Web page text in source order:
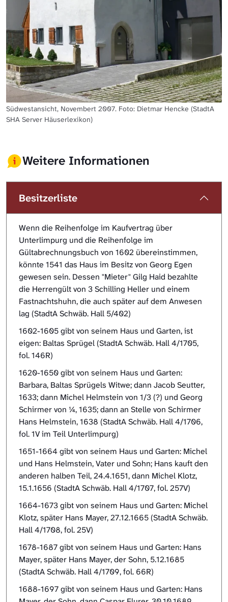
Südwestansicht, Novembert 2007. Foto: Dietmar Hencke (StadtA
SHA Server Häuserlexikon)
Weitere Informationen
Besitzerliste
Wenn die Reihenfolge im Kaufvertrag über
Unterlimpurg und die Reihenfolge im
Gültabrechnungsbuch von 1602 übereinstimmen,
könnte 1541 das Haus im Besitz von Georg Egen
gewesen sein. Dessen "Mieter" Gilg Haid bezahlte
die Herrengült von 3 Schilling Heller und einem
Fastnachtshuhn, die auch später auf dem Anwesen
lag (StadtA Schwäb. Hall 5/402)
1602-1605 gibt von seinem Haus und Garten, ist
eigen: Baltas Sprügel (StadtA Schwäb. Hall 4/1705,
fol. 146R)
1620-1650 gibt von seinem Haus und Garten:
Barbara, Baltas Sprügels Witwe; dann Jacob Seutter,
1633; dann Michel Helmstein von 1/3 (?) und Georg
Schirmer von ¼, 1635; dann an Stelle von Schirmer
Hans Helmstein, 1638 (StadtA Schwäb. Hall 4/1706,
fol. 1V im Teil Unterlimpurg)
1651-1664 gibt von seinem Haus und Garten: Michel
und Hans Helmstein, Vater und Sohn; Hans kauft den
anderen halben Teil, 24.4.1651, dann Michel Klotz,
15.1.1656 (StadtA Schwäb. Hall 4/1707, fol. 257V)
1664-1673 gibt von seinem Haus und Garten: Michel
Klotz, später Hans Mayer, 27.12.1665 (StadtA Schwäb.
Hall 4/1708, fol. 25V)
1678-1687 gibt von seinem Haus und Garten: Hans
Mayer, später Hans Mayer, der Sohn, 5.12.1685
(StadtA Schwäb. Hall 4/1709, fol. 66R)
1688-1697 gibt von seinem Haus und Garten: Hans